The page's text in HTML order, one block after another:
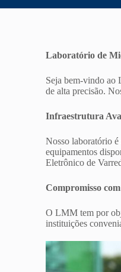
Laboratório de
Seja bem-vindo ao
de alta precisão.
Infraestrutura
Nosso laboratório é
equipamentos
Eletrônico de
Compromisso
O LMM tem por
instituições